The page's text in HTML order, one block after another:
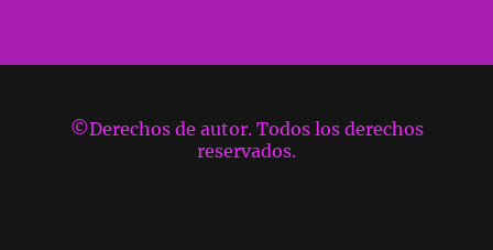
©Derechos de autor. Todos los derechos
reservados.